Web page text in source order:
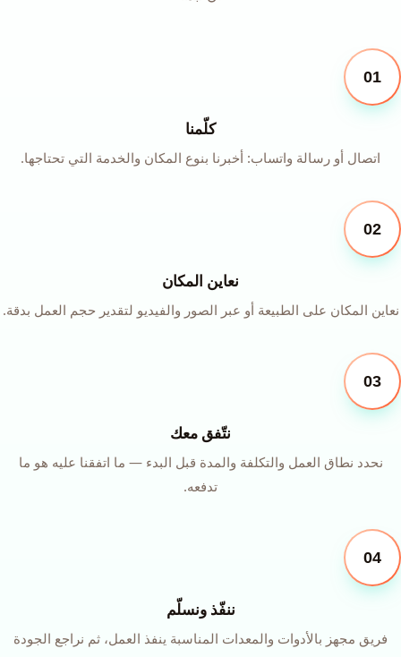
01
كلّمنا
اتصال أو رسالة واتساب: أخبرنا بنوع المكان والخدمة التي تحتاجها.
02
نعاين المكان
نعاين المكان على الطبيعة أو عبر الصور والفيديو لتقدير حجم العمل بدقة.
03
نتّفق معك
نحدد نطاق العمل والتكلفة والمدة قبل البدء — ما اتفقنا عليه هو ما
تدفعه.
04
ننفّذ ونسلّم
فريق مجهز بالأدوات والمعدات المناسبة ينفذ العمل، ثم نراجع الجودة